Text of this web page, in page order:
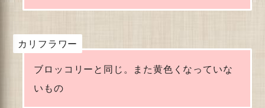
カリフラワー
ブロッコリーと同じ。また黄色くなっていな
いもの